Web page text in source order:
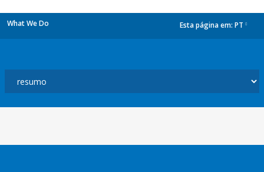
What We Do Esta página em: PT